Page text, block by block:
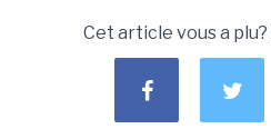
Cet article vous a plu?